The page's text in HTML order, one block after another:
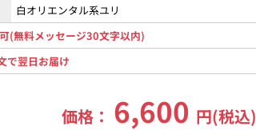
白オリエンタル系ユリ
(無料メッセージ30文字以内)
で翌日お届け
価格： 6,600 円(税込)